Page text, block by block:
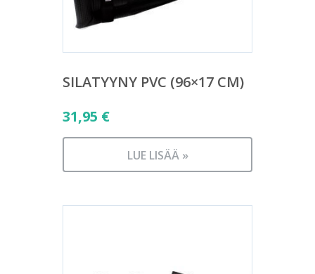
SILATYYNY PVC (96×17 CM)
31,95 €
LUE LISÄÄ »